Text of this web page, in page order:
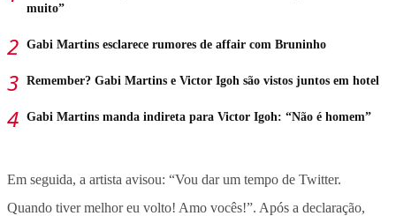
muito”
Gabi Martins esclarece rumores de affair com Bruninho
Remember? Gabi Martins e Victor Igoh são vistos juntos em hotel
Gabi Martins manda indireta para Victor Igoh: “Não é homem”
Em seguida, a artista avisou: “Vou dar um tempo de Twitter.
Quando tiver melhor eu volto! Amo vocês!”. Após a declaração,